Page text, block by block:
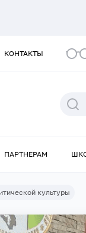
КОНТАКТЫ
ПАРТНЕРАМ
культуры